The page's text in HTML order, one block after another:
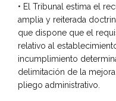
• El Tribunal estima el
amplia y reiterada
que dispone que el
relativo al
incumplimiento
delimitación de la
pliego administrativo.